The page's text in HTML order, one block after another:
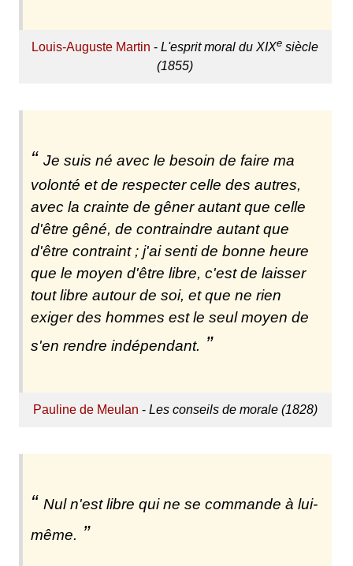
Louis-Auguste Martin -L'esprit moral du XIXe siècle
(1855)
Je suis né avec le besoin de faire ma
volonté et de respecter celle des autres,
avec la crainte de gêner autant que celle
d'être gêné, de contraindre autant que
d'être contraint ; j'ai senti de bonne heure
que le moyen d'être libre, c'est de laisser
tout libre autour de soi, et que ne rien
exiger des hommes est le seul moyen de
s'en rendre indépendant.
Pauline de Meulan - Les conseils de morale (1828)
Nul n'est libre qui ne se commande à lui-
même.